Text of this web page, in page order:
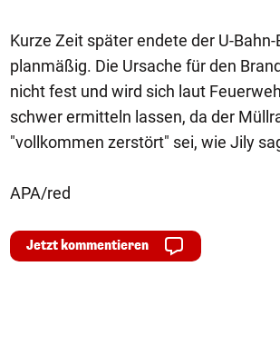
Kurze Zeit später endete der U-
planmäßig. Die Ursache für den
nicht fest und wird sich laut
schwer ermitteln lassen, da der
"vollkommen zerstört" sei, wie Jily
APA/red
Jetzt kommentieren